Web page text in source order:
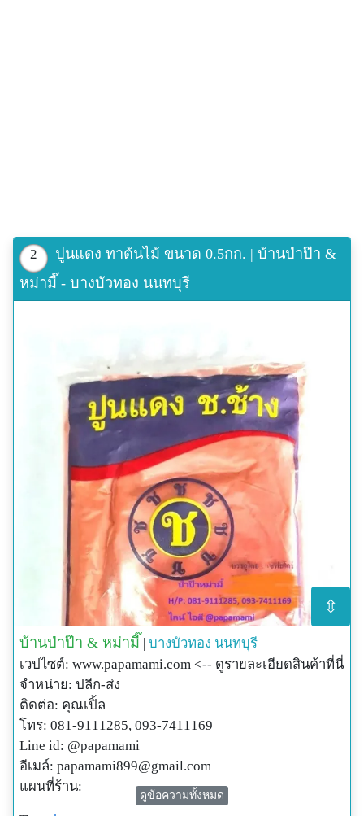
ติดต่อ: คุณเปิ้ล
โทร: 081-9111285, 093-7411169
Line id: @papamami
papamami899@gmail.com
พิกัดGPSของร้าน:
N13o54' 12.3"
E100o24' 27.8"
2
ปูนแดง ทาต้นไม้ ขนาด 0.5กก. | บ้านป่าป๊า &
หม่ามี๊ - บางบัวทอง นนทบุรี
⇳
บ้านป่าป๊า & หม่ามี๊ บางบัวทอง นนทบุรี
เวปไซต์: www.papamami.com <-- ดูรายละเอียดสินค้าที่นี่
จำหน่าย: ปลีก-ส่ง
ติดต่อ: คุณเปิ้ล
โทร: 081-9111285, 093-7411169
Line id: @papamami
อีเมล์: papamami899@gmail.com
แผนที่ร้าน:
http://www.papamami.com/index.phplay=show&ac=arti
ดูข้อความทั้งหมด